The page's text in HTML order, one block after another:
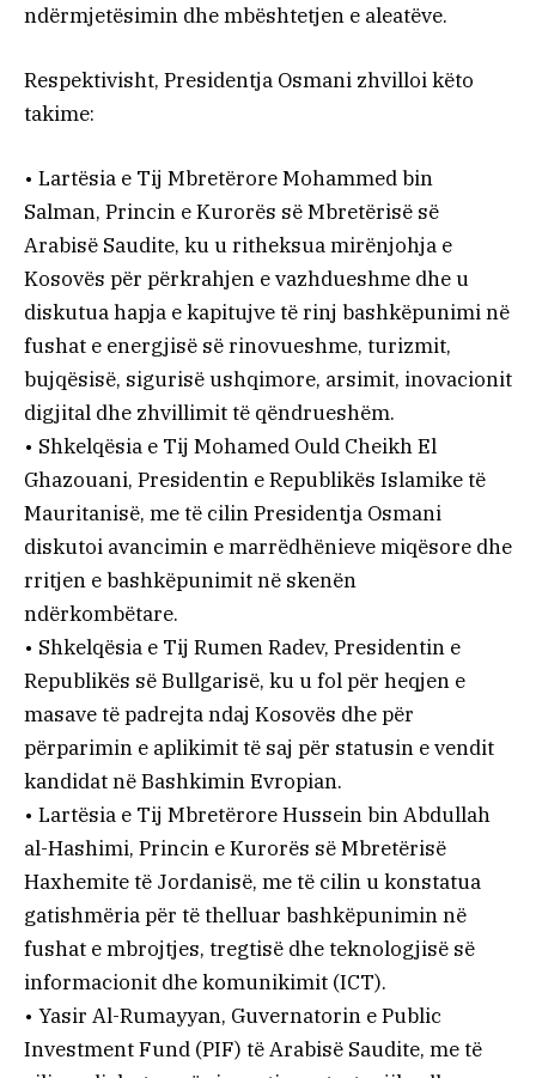
ndërmjetësimin dhe mbështetjen e aleatëve.
Respektivisht, Presidentja Osmani zhvilloi këto
takime:
• Lartësia e Tij Mbretërore Mohammed bin
Salman, Princin e Kurorës së Mbretërisë së
Arabisë Saudite, ku u ritheksua mirënjohja e
Kosovës për përkrahjen e vazhdueshme dhe u
diskutua hapja e kapitujve të rinj bashkëpunimi në
fushat e energjisë së rinovueshme, turizmit,
bujqësisë, sigurisë ushqimore, arsimit, inovacionit
digjital dhe zhvillimit të qëndrueshëm.
• Shkelqësia e Tij Mohamed Ould Cheikh El
Ghazouani, Presidentin e Republikës Islamike të
Mauritanisë, me të cilin Presidentja Osmani
diskutoi avancimin e marrëdhënieve miqësore dhe
rritjen e bashkëpunimit në skenën
ndërkombëtare.
• Shkelqësia e Tij Rumen Radev, Presidentin e
Republikës së Bullgarisë, ku u fol për heqjen e
masave të padrejta ndaj Kosovës dhe për
përparimin e aplikimit të saj për statusin e vendit
kandidat në Bashkimin Evropian.
• Lartësia e Tij Mbretërore Hussein bin Abdullah
al-Hashimi, Princin e Kurorës së Mbretërisë
Haxhemite të Jordanisë, me të cilin u konstatua
gatishmëria për të thelluar bashkëpunimin në
fushat e mbrojtjes, tregtisë dhe teknologjisë së
informacionit dhe komunikimit (ICT).
• Yasir Al-Rumayyan, Guvernatorin e Public
Investment Fund (PIF) të Arabisë Saudite, me të